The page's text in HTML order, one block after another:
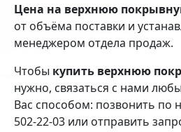
Цена на верхнюю
от объёма поставки и
менеджером отдела продаж.
Чтобы купить верхнюю
нужно, связаться с нами
Вас способом: позвонить по
502-22-03 или отправить